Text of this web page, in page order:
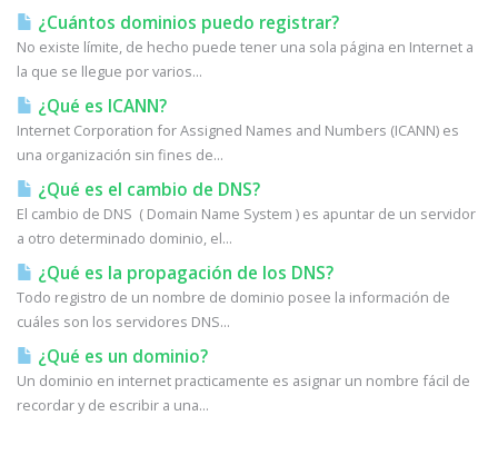
¿Cuántos dominios puedo registrar?
No existe límite, de hecho puede tener una sola página en Internet a
la que se llegue por varios...
¿Qué es ICANN?
Internet Corporation for Assigned Names and Numbers (ICANN) es
una organización sin fines de...
¿Qué es el cambio de DNS?
El cambio de DNS ( Domain Name System ) es apuntar de un servidor
a otro determinado dominio, el...
¿Qué es la propagación de los DNS?
Todo registro de un nombre de dominio posee la información de
cuáles son los servidores DNS...
¿Qué es un dominio?
Un dominio en internet practicamente es asignar un nombre fácil de
recordar y de escribir a una...